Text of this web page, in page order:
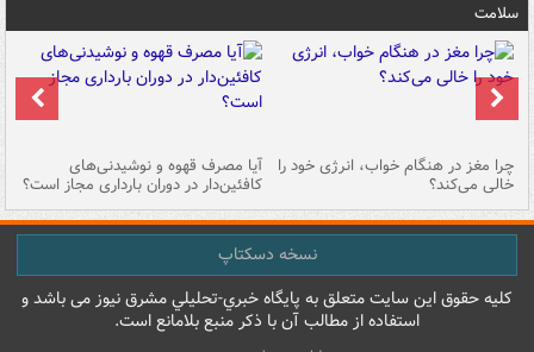
سلامت
چرا مغز در هنگام خواب، انرژی خود را
خالی می‌کند؟
آیا مصرف قهوه و نوشیدنی‌های
کافئین‌دار در دوران بارداری مجاز است؟
نسخه دسکتاپ
کليه حقوق اين سايت متعلق به پایگاه خبري-تحليلي مشرق نيوز می باشد و
استفاده از مطالب آن با ذکر منبع بلامانع است.